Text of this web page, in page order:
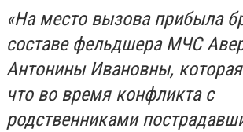
«На место вызова прибыла
составе фельдшера МЧС
Антонины Ивановны,
что во время конфликта с
родственниками